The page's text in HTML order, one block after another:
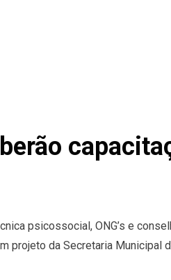
psicossocial, ONG’s e
projeto da Secretaria Municipal